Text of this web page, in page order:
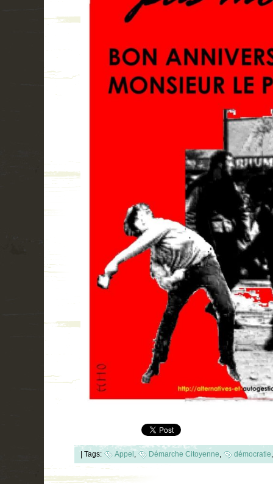
Tags: Appel , Démarche Citoyenne, démocratie